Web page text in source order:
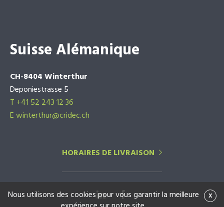
Suisse Alémanique
CH-8404 Winterthur
Deponiestrasse 5
T +41 52 243 12 36
E winterthur@cridec.ch
HORAIRES DE LIVRAISON
x
Nous utilisons des cookies pour vous garantir la meilleure